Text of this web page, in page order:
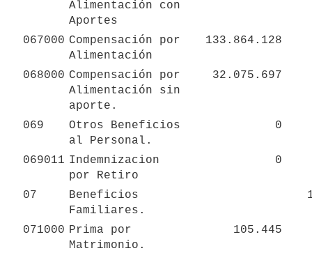
Alimentación con
Aportes
067000 Compensación por
Alimentación
133.864.128
068000 Compensación por
Alimentación sin
aporte.
32.075.697
069
Otros Beneficios
al Personal.
0
069011 Indemnizacion
por Retiro
0
07
Beneficios
Familiares.
071000 Prima por
Matrimonio.
105.445